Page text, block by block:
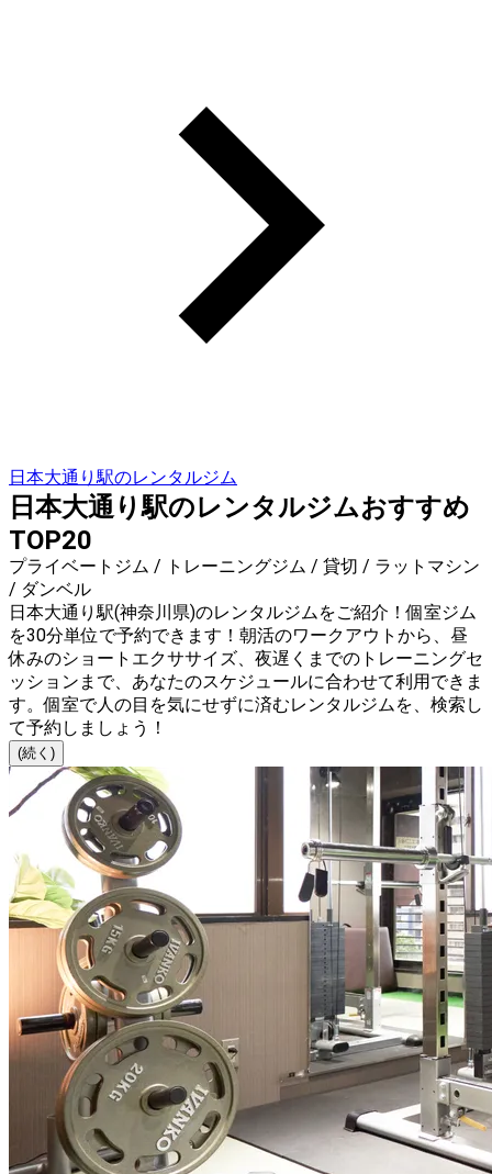
日本大通り駅のレンタルジム
日本大通り駅のレンタルジムおすすめ
TOP20
プライベートジム / トレーニングジム / 貸切 / ラットマシン
/ ダンベル
日本大通り駅(神奈川県)のレンタルジムをご紹介！個室ジム
を30分単位で予約できます！朝活のワークアウトから、昼
休みのショートエクササイズ、夜遅くまでのトレーニングセ
ッションまで、あなたのスケジュールに合わせて利用できま
す。個室で人の目を気にせずに済むレンタルジムを、検索し
て予約しましょう！
(続く)